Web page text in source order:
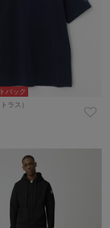
バック
ラス）